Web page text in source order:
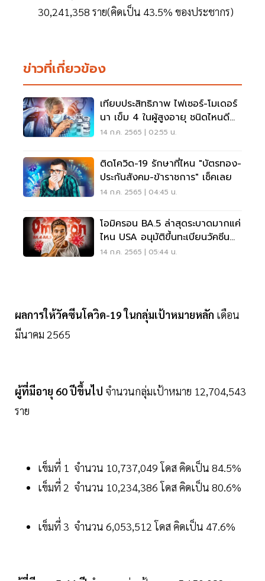
30,241,358 ราย(คิดเป็น 43.5% ของประชากร)
ข่าวที่เกี่ยวข้อง
เทียบประสิทธิภาพ ไฟเซอร์-โมเดอร์
นา เข็ม 4 ในผู้สูงอายุ ชนิดไหนดี
กว่า อ่านเลย
14 ก.ค. 2565 | 02:55 น.
ติดโควิด-19 รักษาที่ไหน "บัตรทอง-
ประกันสังคม-ข้าราชการ" เช็คเลย
14 ก.ค. 2565 | 04:45 น.
โอมิครอน BA.5 ล่าสุดระบาดมากแค่
ไหน USA อนุมัติขึ้นทะเบียนวัคซีน
อะไร เช็คเลย
14 ก.ค. 2565 | 05:44 น.
ผลการให้วัคซีนโควิด-19 ในกลุ่มเป้าหมายหลัก เดือน
มีนาคม 2565
ผู้ที่มีอายุ 60 ปีขึ้นไป จำนวนกลุ่มเป้าหมาย 12,704,543
ราย
เข็มที่ 1 จำนวน 10,737,049 โดส คิดเป็น 84.5%
เข็มที่ 2 จำนวน 10,234,386 โดส คิดเป็น 80.6%
เข็มที่ 3 จำนวน 6,053,512 โดส คิดเป็น 47.6%